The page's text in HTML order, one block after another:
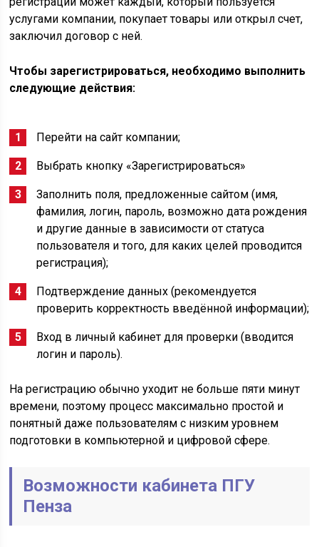
услугами компании, покупает товары или открыл счет,
заключил договор с ней.
Чтобы зарегистрироваться, необходимо выполнить
следующие действия:
Перейти на сайт компании;
Выбрать кнопку «Зарегистрироваться»
Заполнить поля, предложенные сайтом (имя,
фамилия, логин, пароль, возможно дата рождения
и другие данные в зависимости от статуса
пользователя и того, для каких целей проводится
регистрация);
Подтверждение данных (рекомендуется
проверить корректность введённой информации);
Вход в личный кабинет для проверки (вводится
логин и пароль).
На регистрацию обычно уходит не больше пяти минут
времени, поэтому процесс максимально простой и
понятный даже пользователям с низким уровнем
подготовки в компьютерной и цифровой сфере.
Возможности кабинета ПГУ
Пенза